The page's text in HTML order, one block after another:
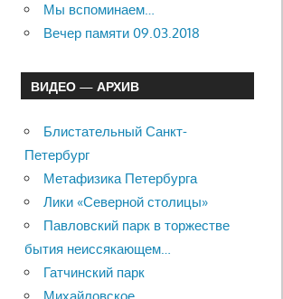
Мы вспоминаем…
Вечер памяти 09.03.2018
ВИДЕО — АРХИВ
Блистательный Санкт-
Петербург
Метафизика Петербурга
Лики «Северной столицы»
Павловский парк в торжестве
бытия неиссякающем…
Гатчинский парк